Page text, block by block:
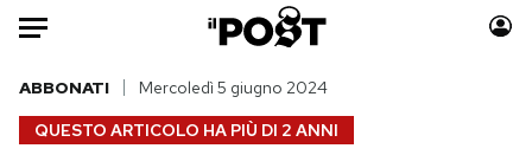
Auto
HOME
QUESTO ARTICOLO HA PIÙ DI 2 ANNI
ABBONATI Mercoledì 5 giugno 2024